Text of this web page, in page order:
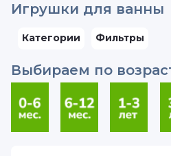
Игрушки для ванны
Категории Фильтры
Выбираем по